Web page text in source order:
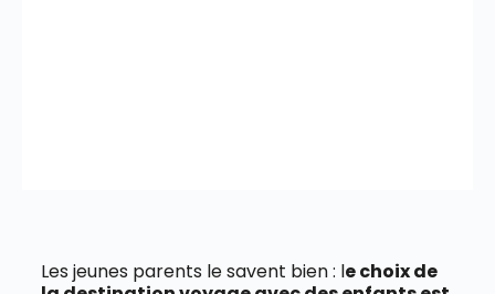
Les jeunes parents le savent bien : le choix de